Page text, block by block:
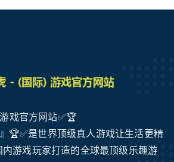
戏官方网站✅🏆
🏆✅是世界顶级真人游戏让生活更精
游戏玩家打造的全球最顶级乐趣游